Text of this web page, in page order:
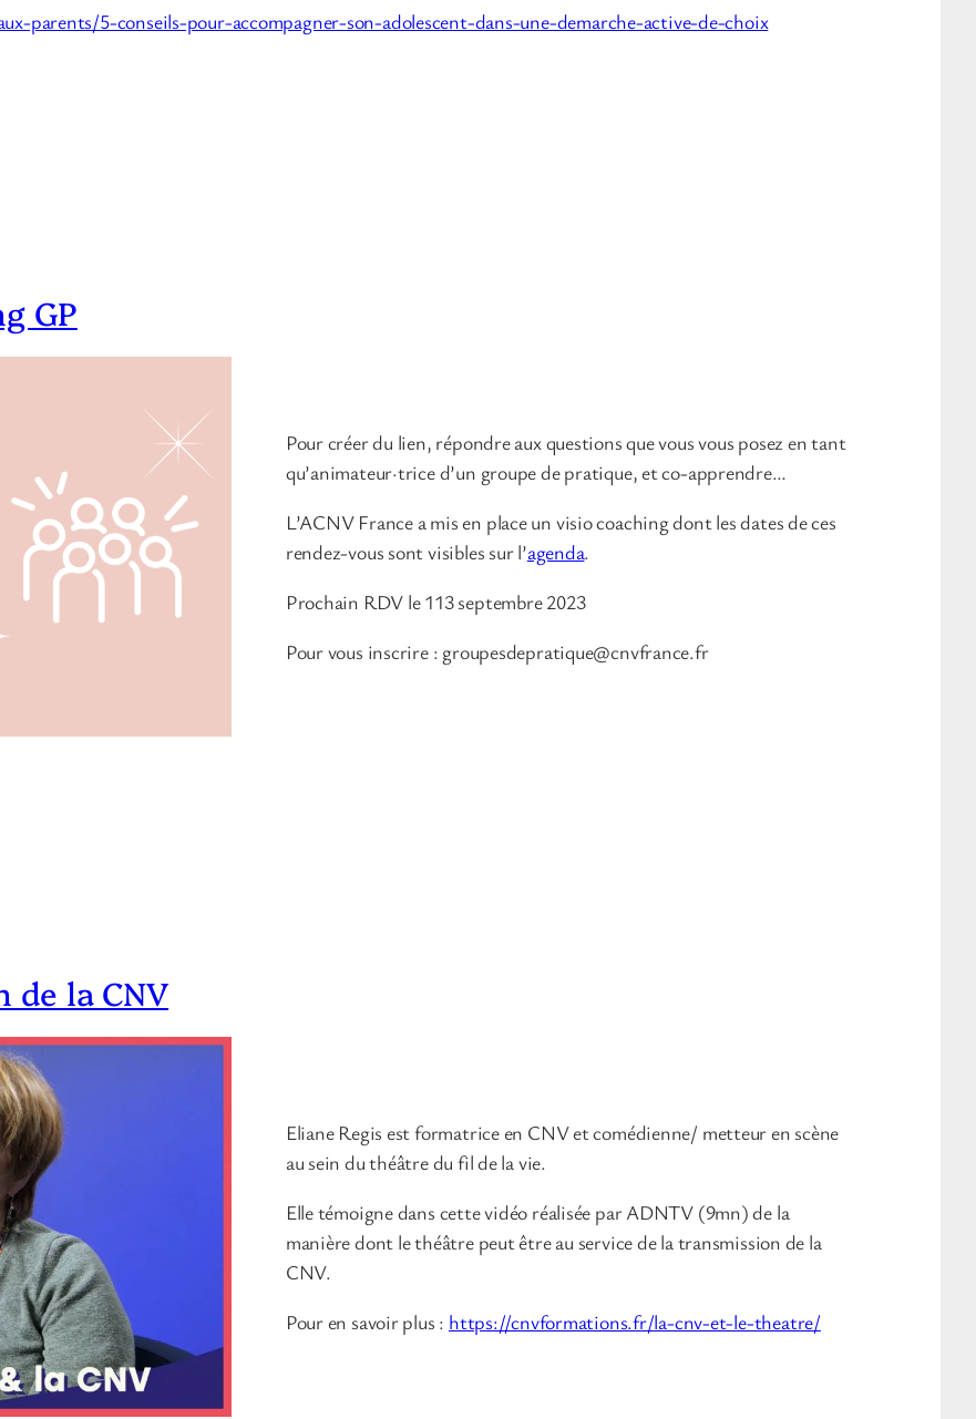
parents/5-conseils-pour-accompagner-son-adolescent-dans-une-demarche-active-de-choix
GP
Pour créer du lien, répondre aux questions que vous vous posez en tant
qu’animateur·trice d’un groupe de pratique, et co-apprendre…
L’ACNV France a mis en place un visio coaching dont les dates de ces
rendez-vous sont visibles sur l’agenda.
Prochain RDV le 113 septembre 2023
Pour vous inscrire : groupesdepratique@cnvfrance.fr
de la CNV
Eliane Regis est formatrice en CNV et comédienne/ metteur en scène
au sein du théâtre du fil de la vie.
Elle témoigne dans cette vidéo réalisée par ADNTV (9mn) de la
manière dont le théâtre peut être au service de la transmission de la
CNV.
Pour en savoir plus : https://cnvformations.fr/la-cnv-et-le-theatre/